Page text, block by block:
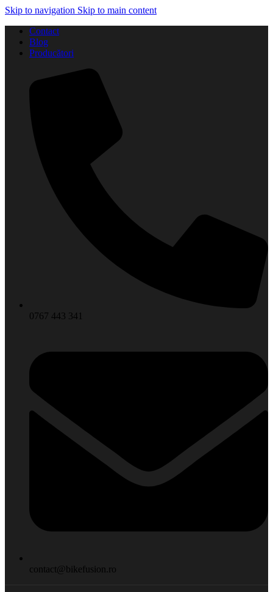
Skip to navigation Skip to main content
Contact
Blog
Producători
0767 443 341
contact@bikefusion.ro